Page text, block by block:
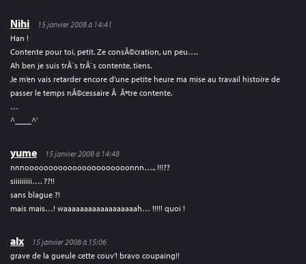
Nihi
15 janvier 2008 à 14:41
Han !
Contente pour toi, petit. Ze consÃ©cration, un peu….
Ah ben je suis trÃ¨s trÃ¨s contente, tiens.
Je m’en vais retarder encore d’une petite heure ma mise au travail histoire de
passer le temps nÃ©cessaire Ã Ãªtre contente.
…
^____^’
yume
15 janvier 2008 à 14:48
nnnoooooooooooooooooooooonnn….. !!!??
siiiiiiiii…. ??!!
sans blague ?!
mais mais…! waaaaaaaaaaaaaaaaaah… !!!!! quoi !
alx
15 janvier 2008 à 15:06
grave de la gueule cette couv’! bravo coupaing!!